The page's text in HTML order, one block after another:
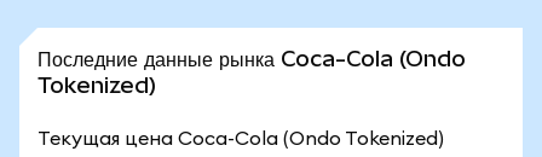
Последние данные рынка Coca-Cola (Ondo
Tokenized)
Текущая цена Coca-Cola (Ondo Tokenized)